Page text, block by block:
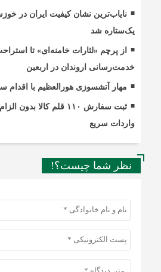
نایاب‌ترین نشان کیفیت ایران در
یک‌ستاره شد
از پرچم «لثارات خامنه‌ای» تا
خدمت‌رسانی اروندان در اربعین
مهار آتشسوزی هورالعظیم با اقدام
ثبت سفارش ۱۱۰ قلم کالا
واردات سریع
نظر شما چیست؟!